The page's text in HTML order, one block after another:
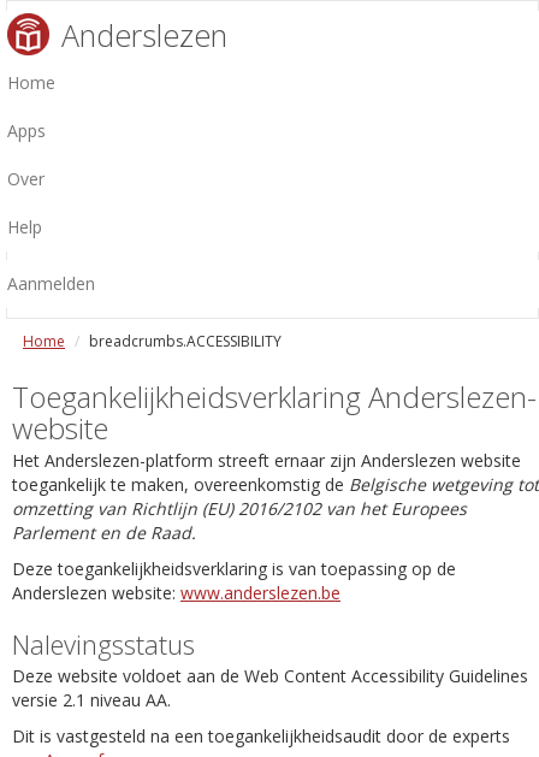
Anderslezen
Home
Apps
Over
Help
Aanmelden
Home breadcrumbs.ACCESSIBILITY
Toegankelijkheidsverklaring Anderslezen-
website
Het Anderslezen-platform streeft ernaar zijn Anderslezen website
toegankelijk te maken, overeenkomstig de Belgische wetgeving tot
omzetting van Richtlijn (EU) 2016/2102 van het Europees
Parlement en de Raad.
Deze toegankelijkheidsverklaring is van toepassing op de
Anderslezen website: www.anderslezen.be
Nalevingsstatus
Deze website voldoet aan de Web Content Accessibility Guidelines
versie 2.1 niveau AA.
Dit is vastgesteld na een toegankelijkheidsaudit door de experts